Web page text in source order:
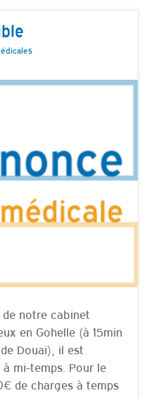
notre cabinet
en Gohelle (à 15min
Douai), il est
mi-temps. Pour le
de charges à temps